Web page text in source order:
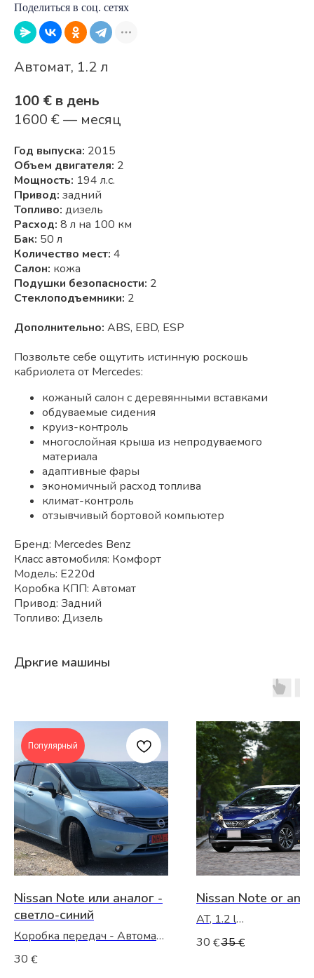
Поделиться в соц. сетях
Автомат, 1.2 л
100 € в день
1600 € — месяц
Год выпуска: 2015
Объем двигателя: 2
Мощность: 194 л.с.
Привод: задний
Топливо: дизель
Расход: 8 л на 100 км
Бак: 50 л
Количество мест: 4
Салон: кожа
Подушки безопасности: 2
Стеклоподъемники: 2
Дополнительно: ABS, EBD, ESP
Позвольте себе ощутить истинную роскошь
кабриолета от Mercedes:
кожаный салон с деревянными вставками
обдуваемые сидения
круиз-контроль
многослойная крыша из непродуваемого
материала
адаптивные фары
экономичный расход топлива
климат-контроль
отзывчивый бортовой компьютер
Бренд: Mercedes Benz
Класс автомобиля: Комфорт
Модель: E220d
Коробка КПП: Автомат
Привод: Задний
Топливо: Дизель
Дркгие машины
Популярный
Nissan Note или аналог -
светло-синий
Коробка передач - Автомат,
топлива - бензин
30 €
Nissan Note or
AT, 1.2 l
€ 30 — day
30 €35€